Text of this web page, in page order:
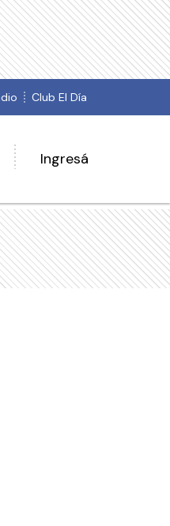
Club El Día
Ingresá